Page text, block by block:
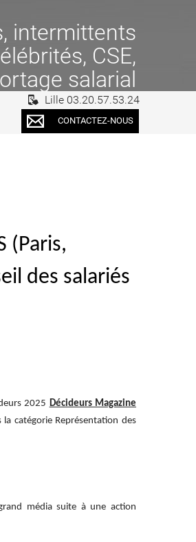
intermittents
CSE,
salarial
Lille 03.20.57.53.24
CONTACTEZ-NOUS
(Paris,
des salariés
2025 Décideurs Magazine
catégorie Représentation des
média suite à une action